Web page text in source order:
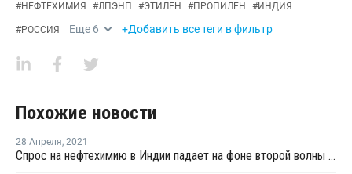
#НЕФТЕХИМИЯ #ЛПЭНП #ЭТИЛЕН #ПРОПИЛЕН #ИНДИЯ
#РОССИЯ Еще 6 +Добавить все теги в фильтр
Похожие новости
28 Апреля, 2021
Спрос на нефтехимию в Индии падает на фоне второй волны COVID-19